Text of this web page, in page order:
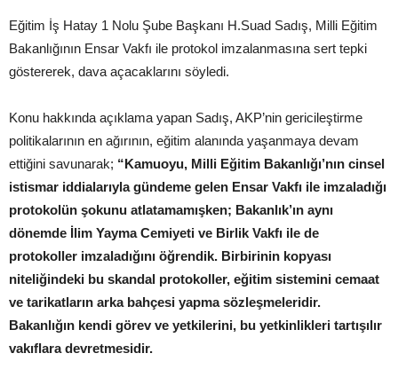
Eğitim İş Hatay 1 Nolu Şube Başkanı H.Suad Sadış, Milli Eğitim
Bakanlığının Ensar Vakfı ile protokol imzalanmasına sert tepki
göstererek, dava açacaklarını söyledi.
Konu hakkında açıklama yapan Sadış, AKP’nin gericileştirme
politikalarının en ağırının, eğitim alanında yaşanmaya devam
ettiğini savunarak; “Kamuoyu, Milli Eğitim Bakanlığı’nın cinsel
istismar iddialarıyla gündeme gelen Ensar Vakfı ile imzaladığı
protokolün şokunu atlatamamışken; Bakanlık’ın aynı
dönemde İlim Yayma Cemiyeti ve Birlik Vakfı ile de
protokoller imzaladığını öğrendik. Birbirinin kopyası
niteliğindeki bu skandal protokoller, eğitim sistemini cemaat
ve tarikatların arka bahçesi yapma sözleşmeleridir.
Bakanlığın kendi görev ve yetkilerini, bu yetkinlikleri tartışılır
vakıflara devretmesidir.